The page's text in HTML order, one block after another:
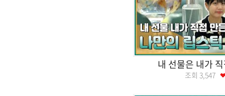
내 선물은 내가
조회 3,547